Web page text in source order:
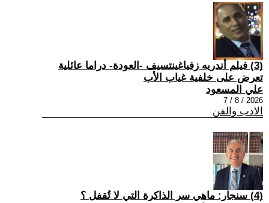
(3) فيلم أندريه زفياغينتسيف -العودة- دراما عائلية
تعرض على خلفية غياب الأب
علي المسعود
2026 / 8 / 7
الادب والفن
(4) سنجار: ماهي سر الذاكرة التي لا تُقفل ؟